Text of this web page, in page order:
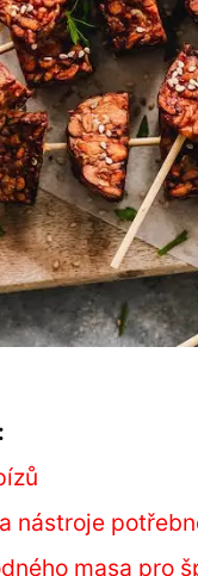
nástroje
masa pro